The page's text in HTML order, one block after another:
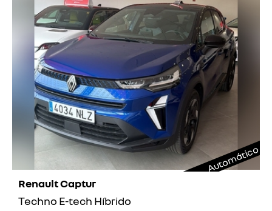
Automático
Renault Captur
Techno E-tech Híbrido